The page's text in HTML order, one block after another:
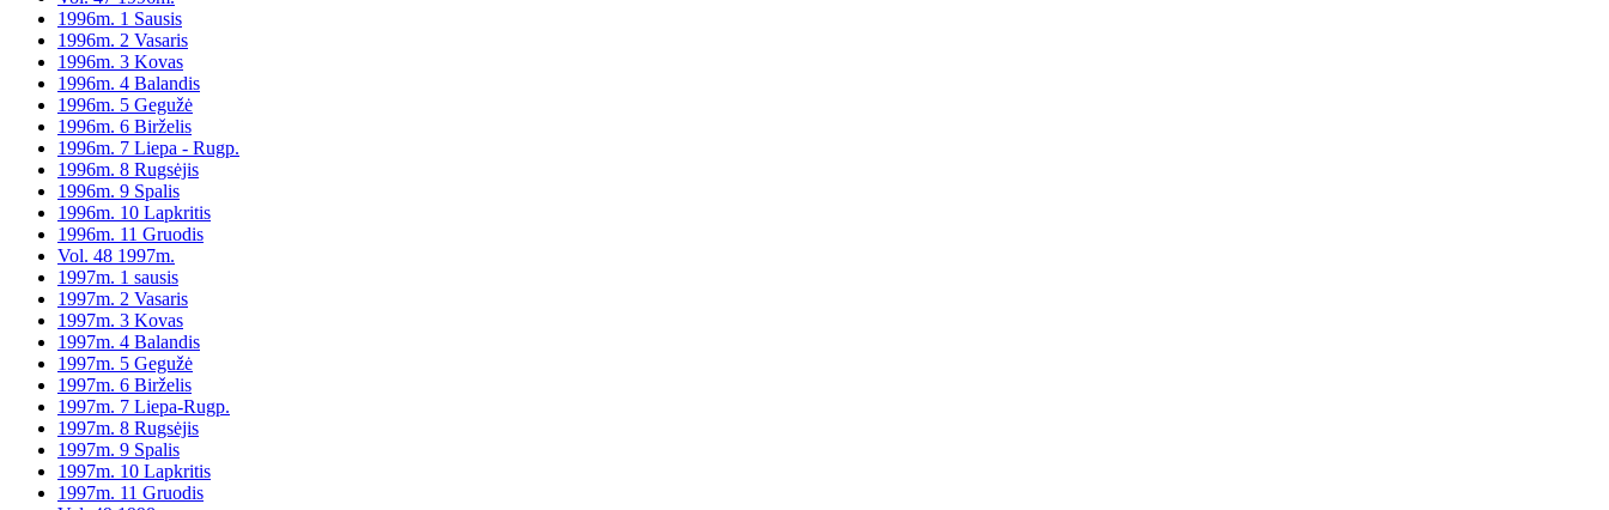
1996m. 1 Sausis
1996m. 2 Vasaris
1996m. 3 Kovas
1996m. 4 Balandis
1996m. 5 Gegužė
1996m. 6 Birželis
1996m. 7 Liepa - Rugp.
1996m. 8 Rugsėjis
1996m. 9 Spalis
1996m. 10 Lapkritis
1996m. 11 Gruodis
Vol. 48 1997m.
1997m. 1 sausis
1997m. 2 Vasaris
1997m. 3 Kovas
1997m. 4 Balandis
1997m. 5 Gegužė
1997m. 6 Birželis
1997m. 7 Liepa-Rugp.
1997m. 8 Rugsėjis
1997m. 9 Spalis
1997m. 10 Lapkritis
1997m. 11 Gruodis